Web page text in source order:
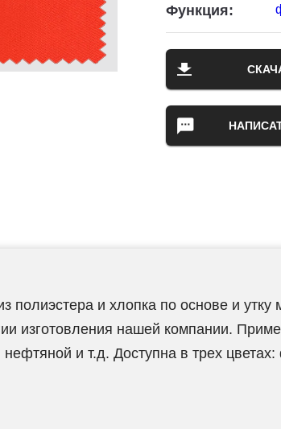
Функция:
и хлопка по основе и утку
изготовления нашей компании.
и т.д. Доступна в трех